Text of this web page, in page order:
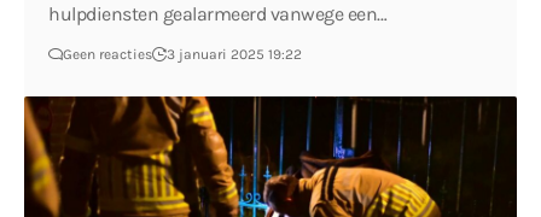
hulpdiensten gealarmeerd vanwege een…
Geen reacties 3 januari 2025 19:22